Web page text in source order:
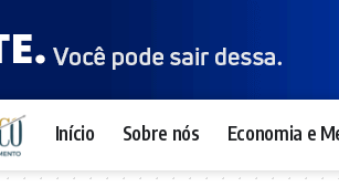
Início Sobre nós Economia e